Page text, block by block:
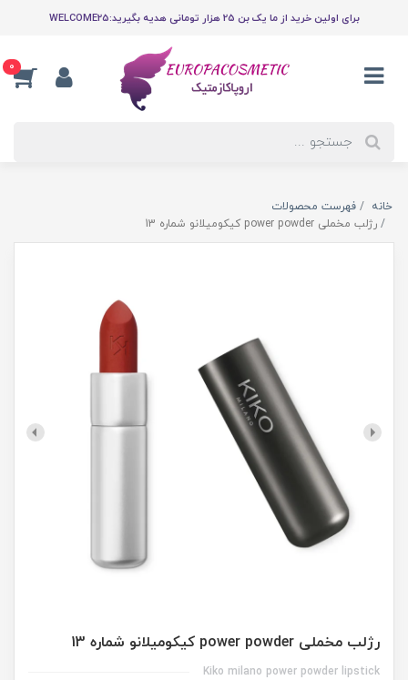
برای اولین خرید از ما یک بن 25 هزار تومانی هدیه بگیرید:WELCOME25
0
خانه
فهرست محصولات
رژلب مخملی power powder کیکومیلانو شماره 13
رژلب مخملی power powder کیکومیلانو شماره 13
Kiko milano power powder lipstick